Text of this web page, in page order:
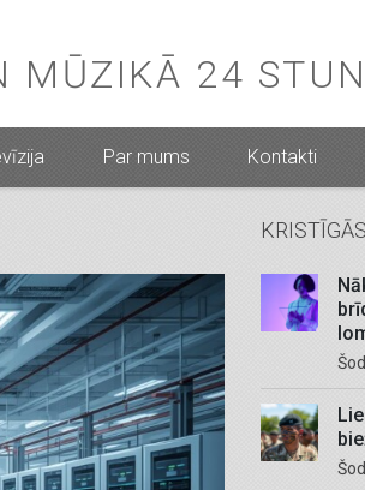
MŪZIKĀ 24
Par mums Kontakti